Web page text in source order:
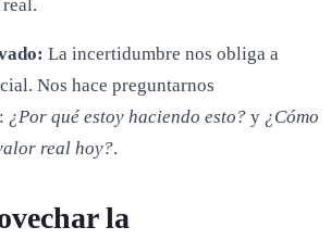
La incertidumbre nos obliga a
Nos hace preguntarnos
¿Por qué estoy haciendo esto? y ¿Cómo
real hoy?.
la